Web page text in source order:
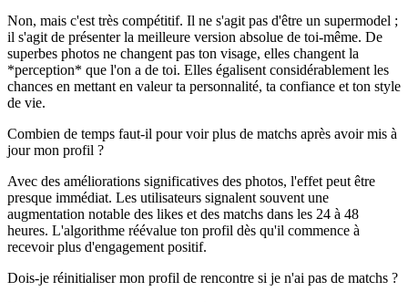
Non, mais c'est très compétitif. Il ne s'agit pas d'être un supermodel ;
il s'agit de présenter la meilleure version absolue de toi-même. De
superbes photos ne changent pas ton visage, elles changent la
*perception* que l'on a de toi. Elles égalisent considérablement les
chances en mettant en valeur ta personnalité, ta confiance et ton style
de vie.
Combien de temps faut-il pour voir plus de matchs après avoir mis à
jour mon profil ?
Avec des améliorations significatives des photos, l'effet peut être
presque immédiat. Les utilisateurs signalent souvent une
augmentation notable des likes et des matchs dans les 24 à 48
heures. L'algorithme réévalue ton profil dès qu'il commence à
recevoir plus d'engagement positif.
Dois-je réinitialiser mon profil de rencontre si je n'ai pas de matchs ?